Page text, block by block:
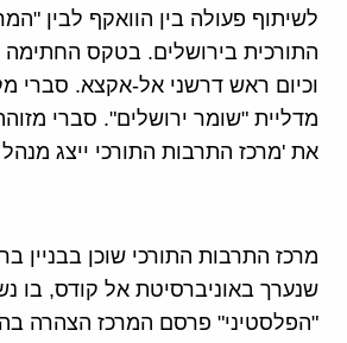
לשיתוף פעולה בין הוואקף לבין
התורכית בירושלים. בטקס החתימה
וכיום ראש דרשני אל-אקצא. סברי
מדליית "שומר ירושלים". סברי
את 'מרכז התרבות התורכי ייצג
מרכז התרבות התורכי שוכן
שנערך באוניברסיטת אל קודס, בו